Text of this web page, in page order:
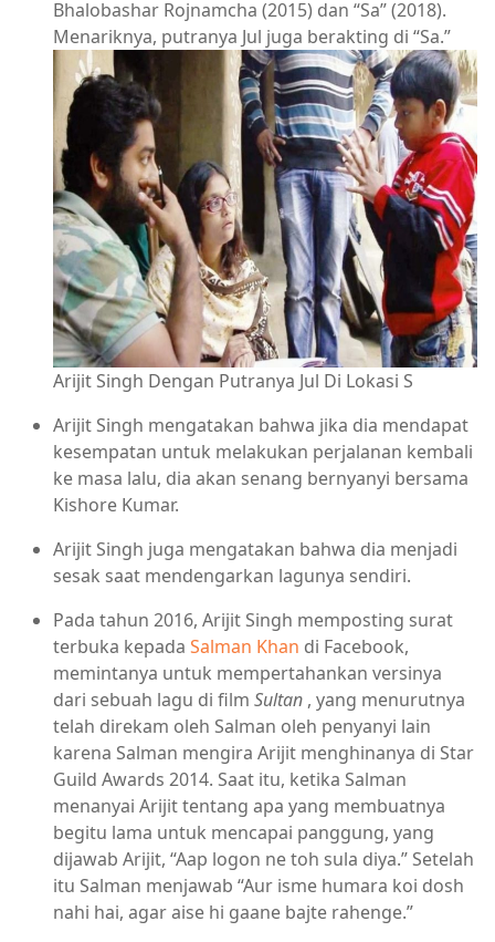
Bhalobashar Rojnamcha (2015) dan “Sa” (2018).
Menariknya, putranya Jul juga berakting di “Sa.”
Arijit Singh Dengan Putranya Jul Di Lokasi S
Arijit Singh mengatakan bahwa jika dia mendapat
kesempatan untuk melakukan perjalanan kembali
ke masa lalu, dia akan senang bernyanyi bersama
Kishore Kumar.
Arijit Singh juga mengatakan bahwa dia menjadi
sesak saat mendengarkan lagunya sendiri.
Pada tahun 2016, Arijit Singh memposting surat
terbuka kepada Salman Khan di Facebook,
memintanya untuk mempertahankan versinya
dari sebuah lagu di film Sultan , yang menurutnya
telah direkam oleh Salman oleh penyanyi lain
karena Salman mengira Arijit menghinanya di Star
Guild Awards 2014. Saat itu, ketika Salman
menanyai Arijit tentang apa yang membuatnya
begitu lama untuk mencapai panggung, yang
dijawab Arijit, “Aap logon ne toh sula diya.” Setelah
itu Salman menjawab “Aur isme humara koi dosh
nahi hai, agar aise hi gaane bajte rahenge.”